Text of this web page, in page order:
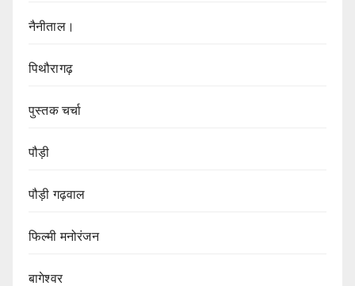
नैनीताल।
पिथौरागढ़
पुस्तक चर्चा
पौड़ी
पौड़ी गढ़वाल
फिल्मी मनोरंजन
बागेश्वर